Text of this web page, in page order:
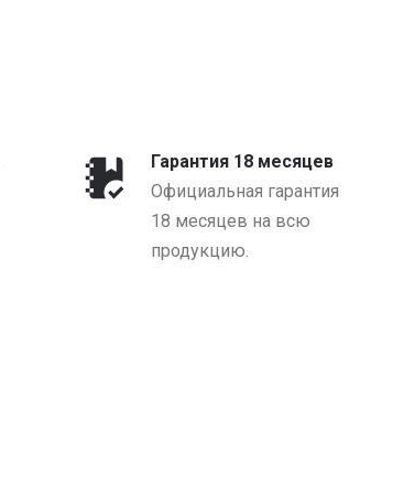
Гарантия 18 месяцев
Официальная гарантия
18 месяцев на всю
продукцию.